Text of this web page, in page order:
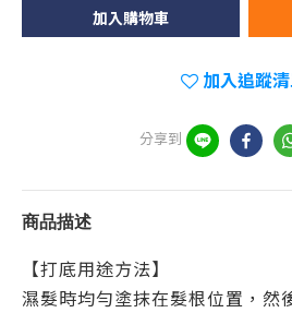
加入購物車
加入追蹤
分享到
商品描述
【打底用途方法】
濕髮時均勻塗抹在髮根位置，然